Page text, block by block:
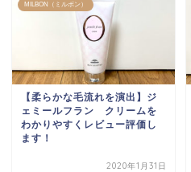
MILBON（ミルボン）
【柔らかな毛流れを演出】ジ
ェミールフラン クリームを
わかりやすくレビュー評価し
ます！
2020年1月31日